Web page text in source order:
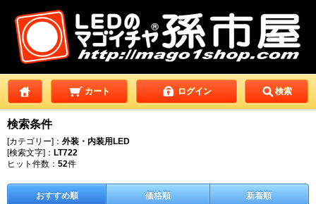
カート ログイン 検索
検索条件
[カテゴリー]： 外装・内装用LED
[検索文字]： LT722
ヒット件数： 52件
おすすめ順 価格順 新着順